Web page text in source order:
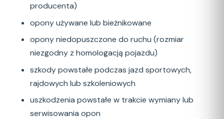
producenta)
opony używane lub bieżnikowane
opony niedopuszczone do ruchu (rozmiar
niezgodny z homologacją pojazdu)
szkody powstałe podczas jazd sportowych,
rajdowych lub szkoleniowych
uszkodzenia powstałe w trakcie wymiany lub
serwisowania opon